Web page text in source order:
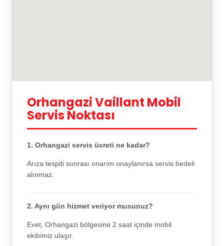
Orhangazi Vaillant Mobil
Servis Noktası
1. Orhangazi servis ücreti ne kadar?
Arıza tespiti sonrası onarım onaylanırsa servis bedeli
alınmaz.
2. Aynı gün hizmet veriyor musunuz?
Evet, Orhangazi bölgesine 2 saat içinde mobil
ekibimiz ulaşır.